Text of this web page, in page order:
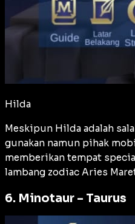
Hilda
Meskipun Hilda adalah
gunakan namun pihak
memberikan tempat
lambang zodiac Aries
6. Minotaur – Taurus